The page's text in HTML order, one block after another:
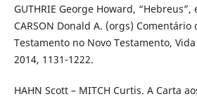
GUTHRIE George Howard, “Hebreus”,
CARSON Donald A. (orgs)
Testamento no Novo Testamento,
2014, 1131-1222.
HAHN Scott – MITCH Curtis. A Carta